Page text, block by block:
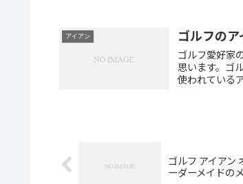
アイアン ゴルフの
ゴルフ愛好家
思います。ゴ
使われている
ゴルフ アイアン
ーダーメイドの